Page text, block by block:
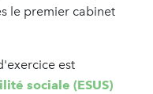
le premier cabinet
est
sociale (ESUS)